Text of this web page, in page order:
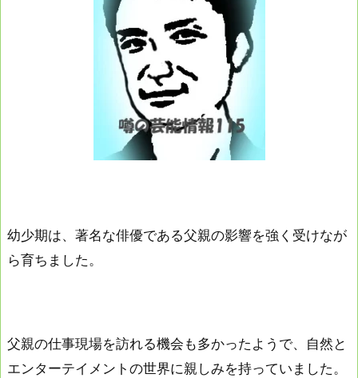
幼少期は、著名な俳優である父親の影響を強く受けなが
ら育ちました。
父親の仕事現場を訪れる機会も多かったようで、自然と
エンターテイメントの世界に親しみを持っていました。